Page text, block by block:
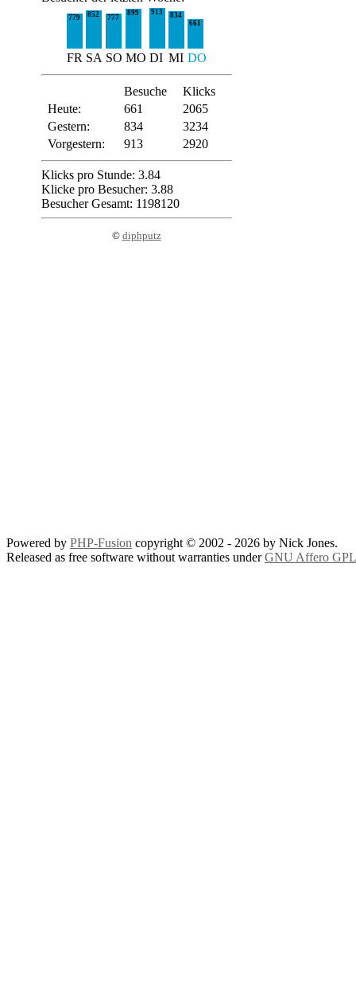
779 852 777
899 913
834
661
FR SA SO MO DI MI DO
Besuche
Klicks
Heute:
661
2065
Gestern:
834
3234
Vorgestern:
913 2920
Klicks pro Stunde: 3.84
Klicke pro Besucher: 3.88
Besucher Gesamt: 1198120
© diphputz
Powered by PHP-Fusion copyright © 2002 - 2026 by Nick Jones.
Released as free software without warranties underGNU Affero GPL